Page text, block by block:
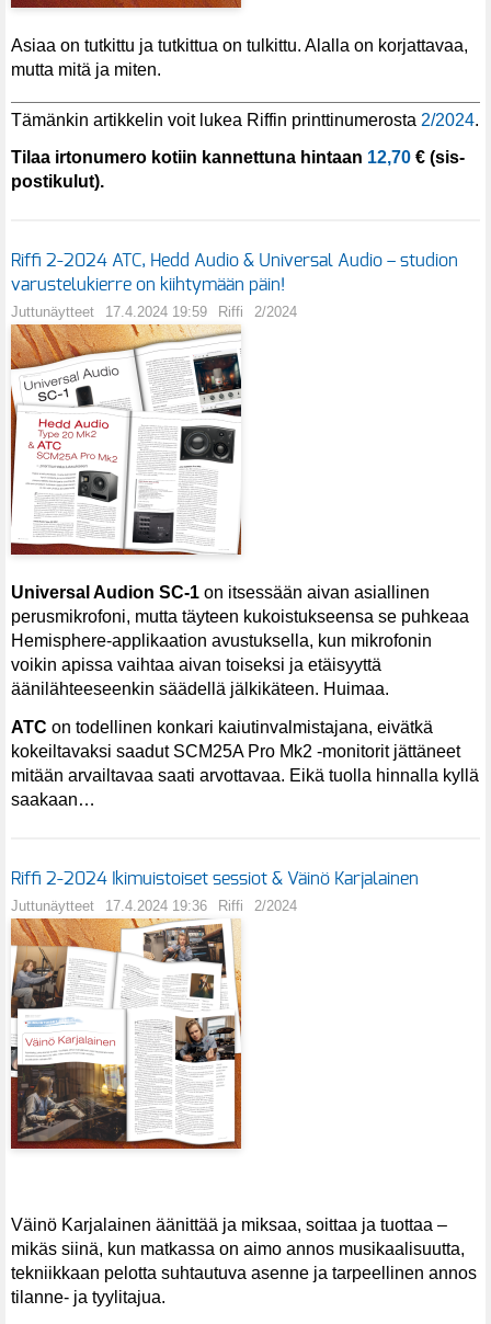
Asiaa on tutkittu ja tutkittua on tulkittu. Alalla on korjattavaa,
mutta mitä ja miten.
Tämänkin artikkelin voit lukea Riffin printtinumerosta 2/2024.
Tilaa irtonumero kotiin kannettuna hintaan 12,70 € (sis-
postikulut).
Riffi 2-2024 ATC, Hedd Audio & Universal Audio – studion
varustelukierre on kiihtymään päin!
Juttunäytteet 17.4.2024 19:59 Riffi 2/2024
Universal Audion SC-1 on itsessään aivan asiallinen
perusmikrofoni, mutta täyteen kukoistukseensa se puhkeaa
Hemisphere-applikaation avustuksella, kun mikrofonin
voikin apissa vaihtaa aivan toiseksi ja etäisyyttä
äänilähteeseenkin säädellä jälkikäteen. Huimaa.
ATC on todellinen konkari kaiutinvalmistajana, eivätkä
kokeiltavaksi saadut SCM25A Pro Mk2 -monitorit jättäneet
mitään arvailtavaa saati arvottavaa. Eikä tuolla hinnalla kyllä
saakaan…
Riffi 2-2024 Ikimuistoiset sessiot & Väinö Karjalainen
Juttunäytteet 17.4.2024 19:36 Riffi 2/2024
Väinö Karjalainen äänittää ja miksaa, soittaa ja tuottaa –
mikäs siinä, kun matkassa on aimo annos musikaalisuutta,
tekniikkaan pelotta suhtautuva asenne ja tarpeellinen annos
tilanne- ja tyylitajua.